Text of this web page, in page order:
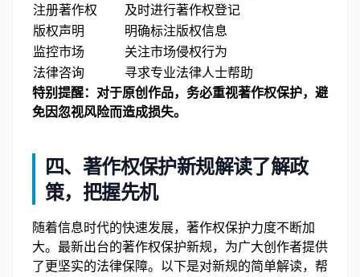
注册著作权
及时进行著作权登记
版权声明
明确标注版权信息
监控市场
关注市场侵权行为
法律咨询
寻求专业法律人士帮助
特别提醒：对于原创作品，务必重视著作权保护，避
免因忽视风险而造成损失。
四、著作权保护新规解读了解政
策，把握先机
随着信息时代的快速发展，著作权保护力度不断加
大。最新出台的著作权保护新规，为广大创作者提供
了更坚实的法律保障。以下是对新规的简单解读，帮